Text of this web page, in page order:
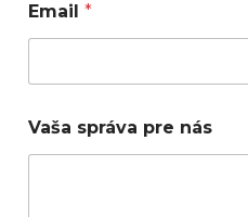
Email *
Vaša správa pre nás